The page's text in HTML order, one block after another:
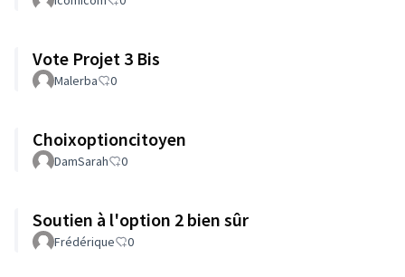
Vote Projet 3 Bis
Malerba 0
Choixoptioncitoyen
DamSarah 0
Soutien à l'option 2 bien sûr
Frédérique 0